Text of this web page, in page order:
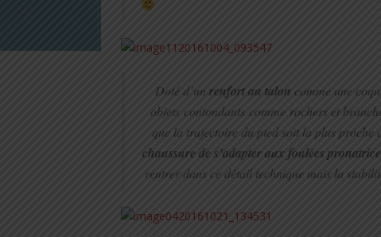
Doté d’un renfort au talon comme une
objets contondants comme rochers et
que la trajectoire du pied soit la plus proche
chaussure de s’adapter aux foulées
rentrer dans ce détail technique mais la